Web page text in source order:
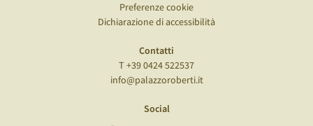
Preferenze cookie
Dichiarazione di accessibilità
Contatti
T +39 0424 522537
info@palazzoroberti.it
Social